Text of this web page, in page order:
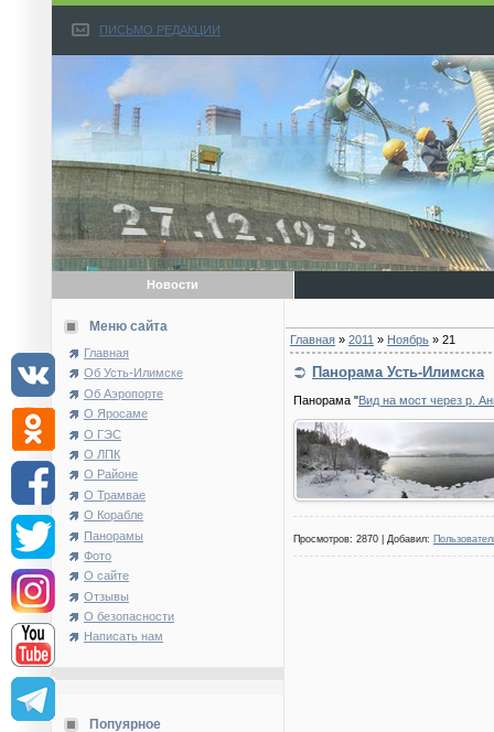
ПИСЬМО РЕДАКЦИИ
Новости
Меню сайта
Главная
Об Усть-Илимске
Об Аэропорте
О Яросаме
О ГЭС
О ЛПК
О Районе
О Трамвае
О Корабле
Панорамы
Фото
О сайте
Отзывы
О безопасности
Написать нам
Попуярное
Главная » 2011 » Ноябрь » 21
Панорама Усть-Илимска
Панорама "Вид на мост через р.
Просмотров: 2870 | Добавил: